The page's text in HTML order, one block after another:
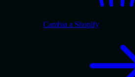
Cambia a Shopify